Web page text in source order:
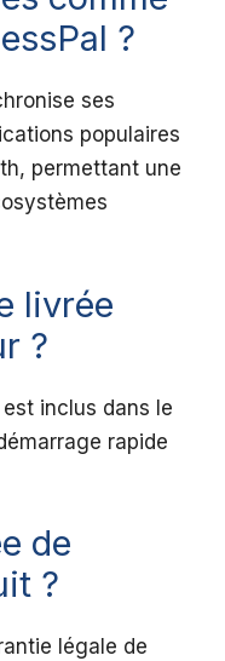
?
ses
populaires
permettant une
livrée
?
inclus dans le
rapide
de
?
légale de